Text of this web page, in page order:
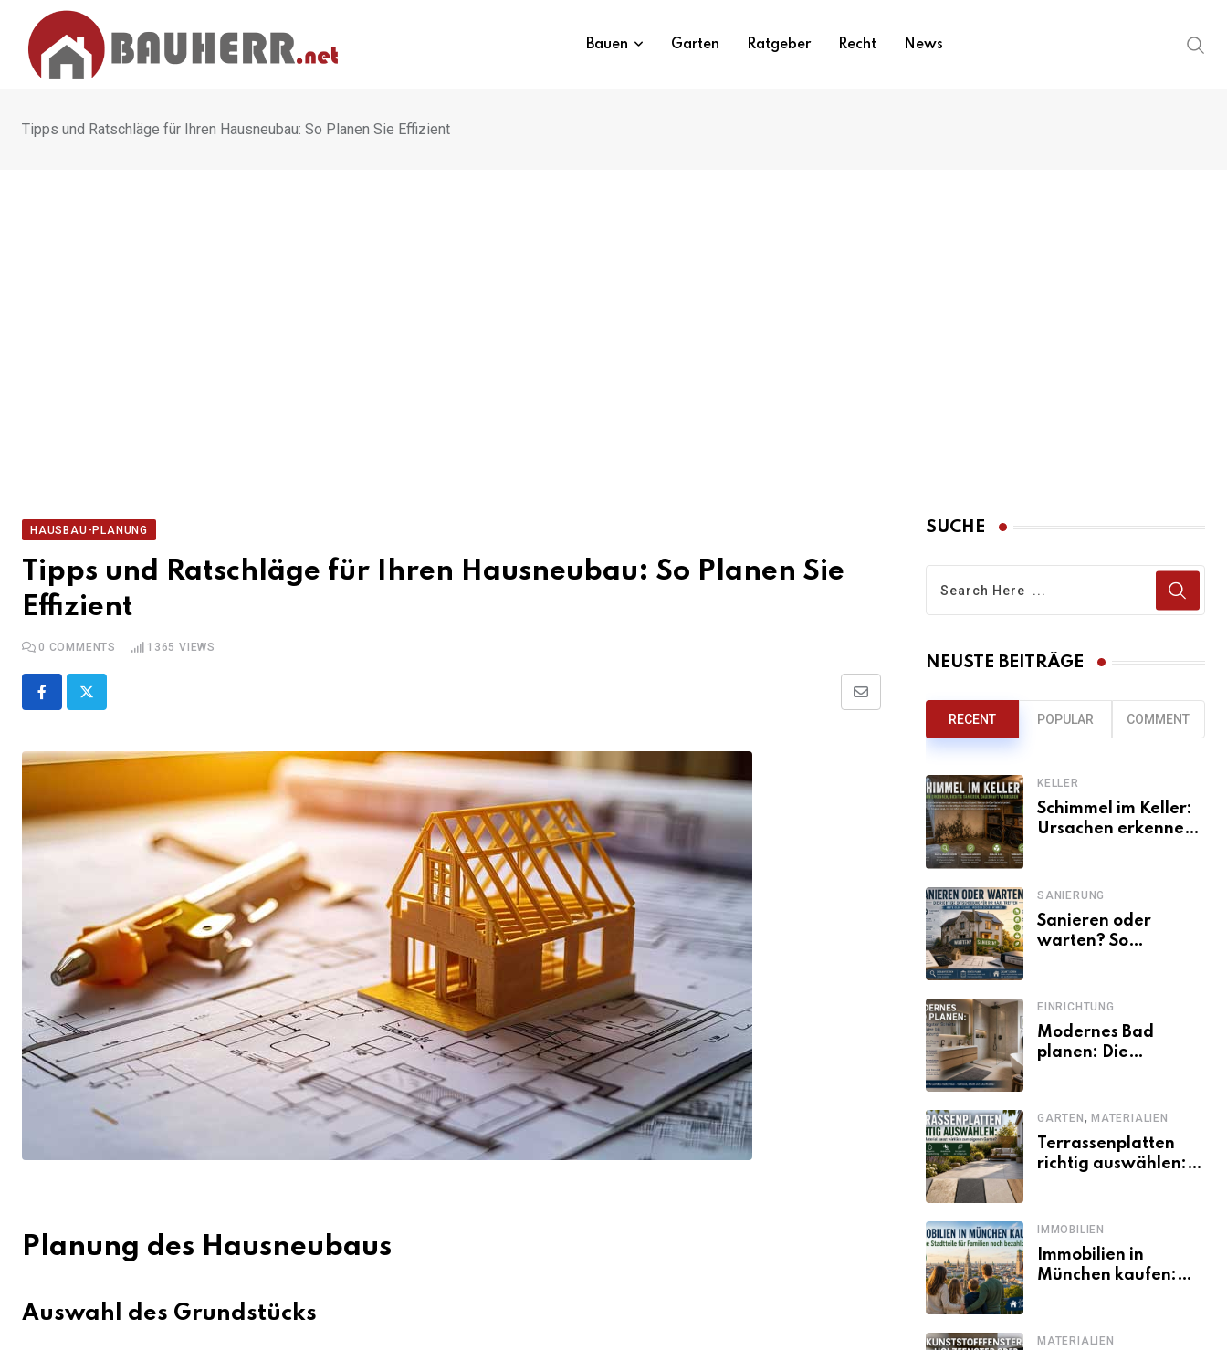
content
Bauen Garten Ratgeber Recht News
Tipps und Ratschläge für Ihren Hausneubau: So Planen Sie Effizient
HAUSBAU-PLANUNG
Tipps und Ratschläge für Ihren Hausneubau: So Planen Sie
Effizient
0 COMMENTS 1365 VIEWS
Share
Planung des Hausneubaus
Auswahl des Grundstücks
SUCHE
NEUSTE BEITRÄGE
RECENT POPULAR COMMENT
KELLER
Schimmel im Keller:
Ursachen erkennen
SANIERUNG
Sanieren oder
warten? So
unsicherer Kosten,
Zinsen und
Förderbedingungen
EINRICHTUNG
Modernes Bad
planen: Die
Umsetzung
GARTEN, MATERIALIEN
Terrassenplatten
richtig auswählen:
eigenen Garten?
IMMOBILIEN
Immobilien in
München kaufen:
bezahlbar sind
MATERIALIEN